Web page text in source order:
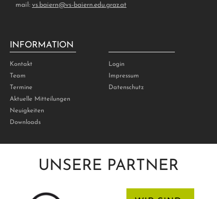
mail: vs.baiern@vs-baiern.edu.graz.at
INFORMATION
Kontakt
Team
Termine
Aktuelle Mitteilungen
Neuigkeiten
Downloads
Login
Impressum
Datenschutz
UNSERE PARTNER